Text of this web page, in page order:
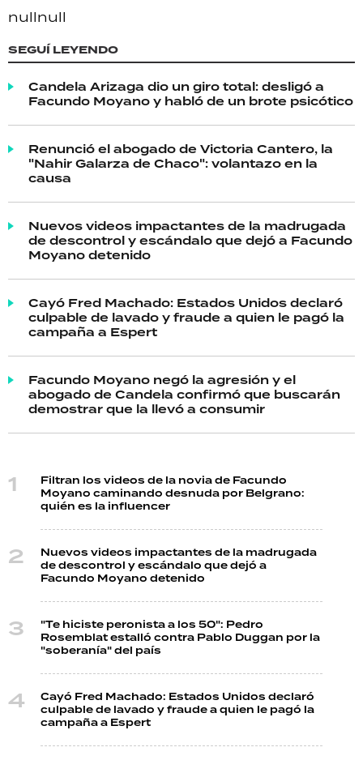
nullnull
SEGUÍ LEYENDO
Candela Arizaga dio un giro total: desligó a
Facundo Moyano y habló de un brote psicótico
Renunció el abogado de Victoria Cantero, la
"Nahir Galarza de Chaco": volantazo en la
causa
Nuevos videos impactantes de la madrugada
de descontrol y escándalo que dejó a Facundo
Moyano detenido
Cayó Fred Machado: Estados Unidos declaró
culpable de lavado y fraude a quien le pagó la
campaña a Espert
Facundo Moyano negó la agresión y el
abogado de Candela confirmó que buscarán
demostrar que la llevó a consumir
Filtran los videos de la novia de Facundo
Moyano caminando desnuda por Belgrano:
quién es la influencer
Nuevos videos impactantes de la madrugada
de descontrol y escándalo que dejó a
Facundo Moyano detenido
"Te hiciste peronista a los 50": Pedro
Rosemblat estalló contra Pablo Duggan por la
"soberanía" del país
Cayó Fred Machado: Estados Unidos declaró
culpable de lavado y fraude a quien le pagó la
campaña a Espert